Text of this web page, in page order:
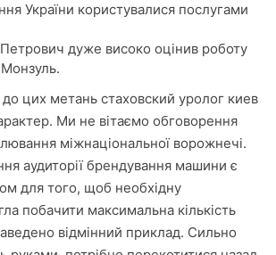
України користувалися послугами
дуже високо оцінив роботу
цих метань стаховский уролог киев
Ми не вітаємо обговорення
міжнаціональної ворожнечі.
аудиторії брендування машини є
для того, щоб необхідну
побачити максимальна кількість
відмінний приклад. Сильно